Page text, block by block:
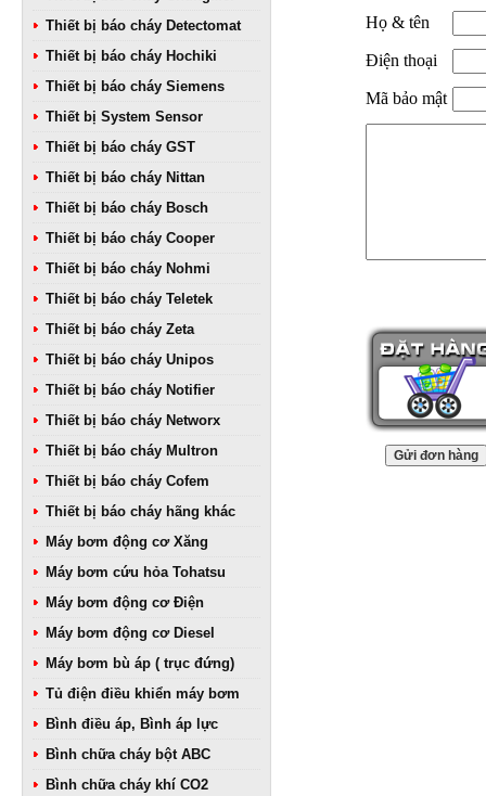
Thiết bị báo cháy Detectomat
Thiết bị báo cháy Hochiki
Thiết bị báo cháy Siemens
Thiết bị System Sensor
Thiết bị báo cháy GST
Thiết bị báo cháy Nittan
Thiết bị báo cháy Bosch
Thiết bị báo cháy Cooper
Thiết bị báo cháy Nohmi
Thiết bị báo cháy Teletek
Thiết bị báo cháy Zeta
Thiết bị báo cháy Unipos
Thiết bị báo cháy Notifier
Thiết bị báo cháy Networx
Thiết bị báo cháy Multron
Thiết bị báo cháy Cofem
Thiết bị báo cháy hãng khác
Máy bơm động cơ Xăng
Máy bơm cứu hỏa Tohatsu
Máy bơm động cơ Điện
Máy bơm động cơ Diesel
Máy bơm bù áp ( trục đứng)
Tủ điện điều khiển máy bơm
Bình điều áp, Bình áp lực
Bình chữa cháy bột ABC
Bình chữa cháy khí CO2
Họ & tên
Điện thoại
Mã bảo mật